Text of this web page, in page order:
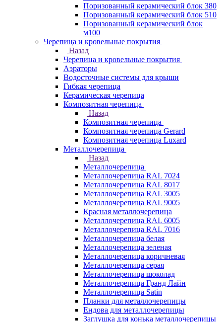
Поризованный керамический блок 380
Поризованный керамический блок 510
Поризованный керамический блок
м100
Черепица и кровельные покрытия
Назад
Черепица и кровельные покрытия
Аэраторы
Водосточные системы для крыши
Гибкая черепица
Керамическая черепица
Композитная черепица
Назад
Композитная черепица
Композитная черепица Gerard
Композитная черепица Luxard
Металлочерепица
Назад
Металлочерепица
Металлочерепица RAL 7024
Металлочерепица RAL 8017
Металлочерепица RAL 3005
Металлочерепица RAL 9005
Красная металлочерепица
Металлочерепица RAL 6005
Металлочерепица RAL 7016
Металлочерепица белая
Металлочерепица зеленая
Металлочерепица коричневая
Металлочерепица серая
Металлочерепица шоколад
Металлочерепица Гранд Лайн
Металлочерепица Satin
Планки для металлочерепицы
Ендова для металлочерепицы
Заглушка для конька металлочерепицы